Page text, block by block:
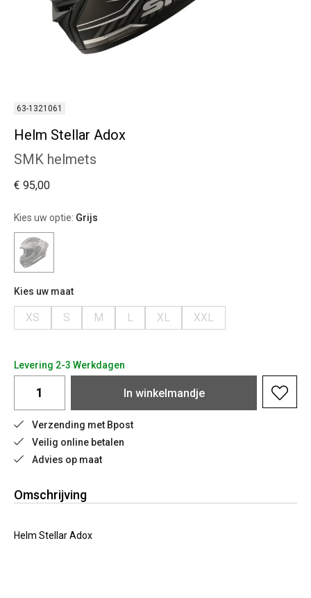
63-1321061
Helm Stellar Adox
SMK helmets
€ 95,00
Kies uw optie: Grijs
Kies uw maat
XS S M L XL XXL
Levering 2-3 Werkdagen
In winkelmandje
Verzending met Bpost
Veilig online betalen
Advies op maat
Omschrijving
Helm Stellar Adox